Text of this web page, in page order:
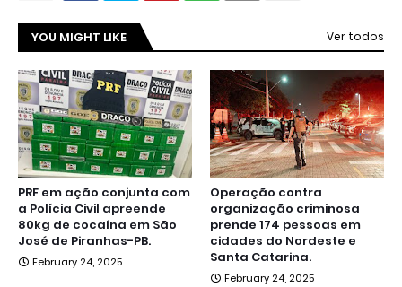
YOU MIGHT LIKE Ver todos
PRF em ação conjunta com
a Polícia Civil apreende
80kg de cocaína em São
José de Piranhas-PB.
February 24, 2025
Operação contra
organização criminosa
prende 174 pessoas em
cidades do Nordeste e
Santa Catarina.
February 24, 2025